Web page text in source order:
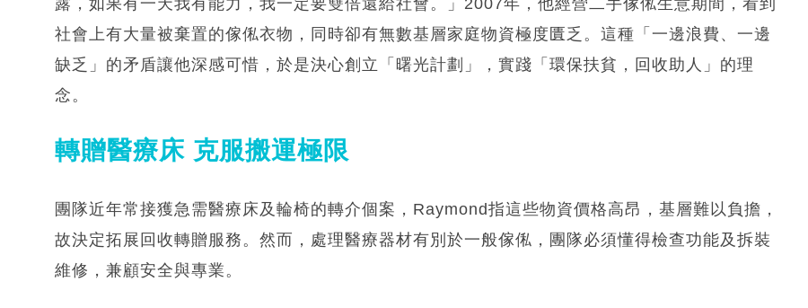
社會上有大量被棄置的傢俬衣物，同時卻有無數基層家庭物資極度匱乏。這種「一邊浪費、一邊
缺乏」的矛盾讓他深感可惜，於是決心創立「曙光計劃」，實踐「環保扶貧，回收助人」的理
念。
轉贈醫療床 克服搬運極限
團隊近年常接獲急需醫療床及輪椅的轉介個案，Raymond指這些物資價格高昂，基層難以負擔，
故決定拓展回收轉贈服務。然而，處理醫療器材有別於一般傢俬，團隊必須懂得檢查功能及拆裝
維修，兼顧安全與專業。